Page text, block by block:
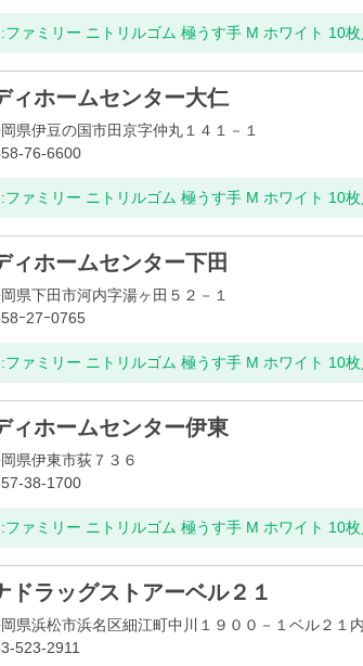
ファミリー ニトリルゴム 極うす手 M ホワイト 10枚
ィホームセンター大仁
県伊豆の国市田京字仲丸１４１－１
76-6600
ファミリー ニトリルゴム 極うす手 M ホワイト 10枚
ィホームセンター下田
県下田市河内字湯ヶ田５２－１
ｰ27ｰ0765
ファミリー ニトリルゴム 極うす手 M ホワイト 10枚
ィホームセンター伊東
県伊東市荻７３６
38-1700
ファミリー ニトリルゴム 極うす手 M ホワイト 10枚
ドラッグストアーベル２１
県浜松市浜名区細江町中川１９００－１ベル２１内
523-2911